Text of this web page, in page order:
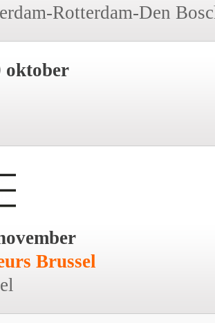
Rotterdam-Den
oktober
Brussel